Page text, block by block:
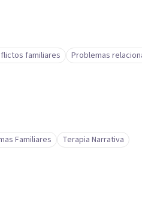
familiares
Problemas
Familiares
Terapia Narrativa